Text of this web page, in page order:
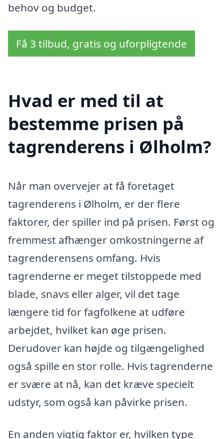
behov og budget.
Få 3 tilbud, gratis og uforpligtende
Hvad er med til at
bestemme prisen på
tagrenderens i Ølholm?
Når man overvejer at få foretaget
tagrenderens i Ølholm, er der flere
faktorer, der spiller ind på prisen. Først og
fremmest afhænger omkostningerne af
tagrenderensens omfang. Hvis
tagrenderne er meget tilstoppede med
blade, snavs eller alger, vil det tage
længere tid for fagfolkene at udføre
arbejdet, hvilket kan øge prisen.
Derudover kan højde og tilgængelighed
også spille en stor rolle. Hvis tagrenderne
er svære at nå, kan det kræve specielt
udstyr, som også kan påvirke prisen.
En anden vigtig faktor er, hvilken type